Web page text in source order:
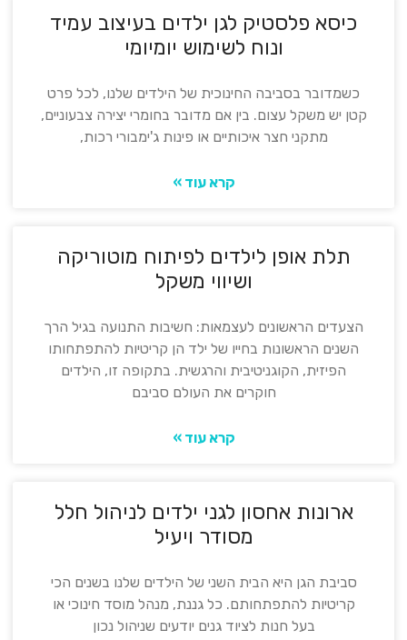
כיסא פלסטיק לגן ילדים בעיצוב עמיד
ונוח לשימוש יומיומי
כשמדובר בסביבה החינוכית של הילדים שלנו, לכל פרט
קטן יש משקל עצום. בין אם מדובר בחומרי יצירה צבעוניים,
מתקני חצר איכותיים או פינות ג'ימבורי רכות,
קרא עוד »
תלת אופן לילדים לפיתוח מוטוריקה
ושיווי משקל
הצעדים הראשונים לעצמאות: חשיבות התנועה בגיל הרך
השנים הראשונות בחייו של ילד הן קריטיות להתפתחותו
הפיזית, הקוגניטיבית והרגשית. בתקופה זו, הילדים
חוקרים את העולם סביבם
קרא עוד »
ארונות אחסון לגני ילדים לניהול חלל
מסודר ויעיל
סביבת הגן היא הבית השני של הילדים שלנו בשנים הכי
קריטיות להתפתחותם. כל גננת, מנהל מוסד חינוכי או
בעל חנות לציוד גנים יודעים שניהול נכון